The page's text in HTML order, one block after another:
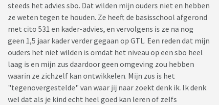
steeds het advies sbo. Dat wilden mijn ouders niet en hebben
ze weten tegen te houden. Ze heeft de basisschool afgerond
met cito 531 en kader-advies, en vervolgens is ze na nog
geen 1,5 jaar kader verder gegaan op GTL. Een reden dat mijn
ouders het niet wilden is omdat het niveau op een sbo heel
laag is en mijn zus daardoor geen omgeving zou hebben
waarin ze zichzelf kan ontwikkelen. Mijn zus is het
"tegenovergestelde" van waar jij naar zoekt denk ik. Ik denk
wel dat als je kind echt heel goed kan leren of zelfs